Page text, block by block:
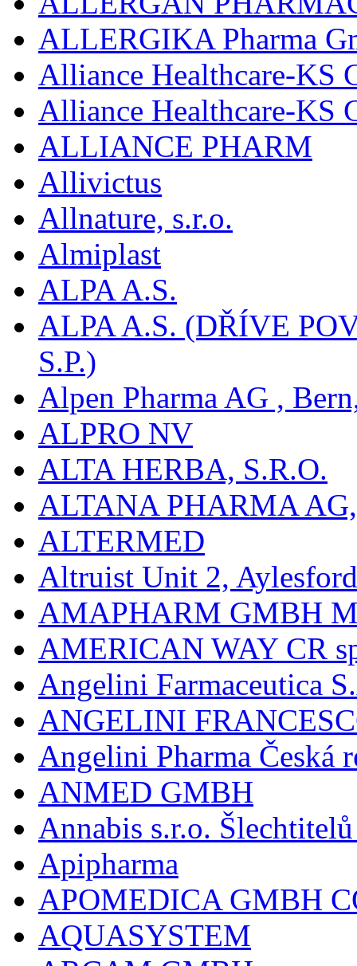
ALLERGIKA Pharma
Alliance Healthcare-KS
Alliance Healthcare-KS
ALLIANCE PHARM
Allivictus
Allnature, s.r.o.
Almiplast
ALPA A.S.
ALPA A.S. (DŘÍVE
S.P.)
Alpen Pharma AG ,
ALPRO NV
ALTA HERBA, S.R.O.
ALTANA PHARMA
ALTERMED
Altruist Unit 2, Aylesford
AMAPHARM GMBH
AMERICAN WAY CR
Angelini Farmaceutica
ANGELINI
Angelini Pharma Česká
ANMED GMBH
Annabis s.r.o.
Apipharma
APOMEDICA GMBH
AQUASYSTEM